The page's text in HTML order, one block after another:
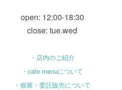
open: 12:00-18:30
close: tue.wed
・店内のご紹介
・cafe menuについて
・個展・委託販売について